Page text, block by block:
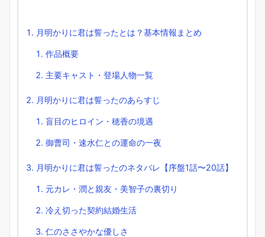
月明かりに君は誓ったとは？基本情報まとめ
作品概要
主要キャスト・登場人物一覧
月明かりに君は誓ったのあらすじ
盲目のヒロイン・穂香の境遇
御曹司・速水仁との運命の一夜
月明かりに君は誓ったのネタバレ【序盤1話〜20話】
元カレ・潤と親友・美智子の裏切り
冷え切った契約結婚生活
仁のささやかな優しさ